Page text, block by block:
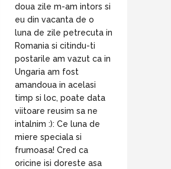
doua zile m-am intors si
eu din vacanta de o
luna de zile petrecuta in
Romania si citindu-ti
postarile am vazut ca in
Ungaria am fost
amandoua in acelasi
timp si loc, poate data
viitoare reusim sa ne
intalnim :): Ce luna de
miere speciala si
frumoasa! Cred ca
oricine isi doreste asa